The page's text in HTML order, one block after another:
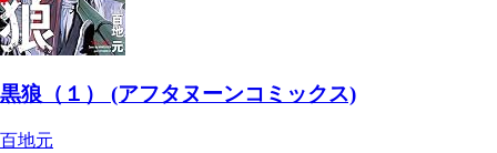
黒狼（１） (アフタヌーンコミックス)
百地元